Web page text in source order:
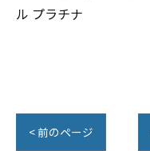
ル プラチナ
< 前のページ